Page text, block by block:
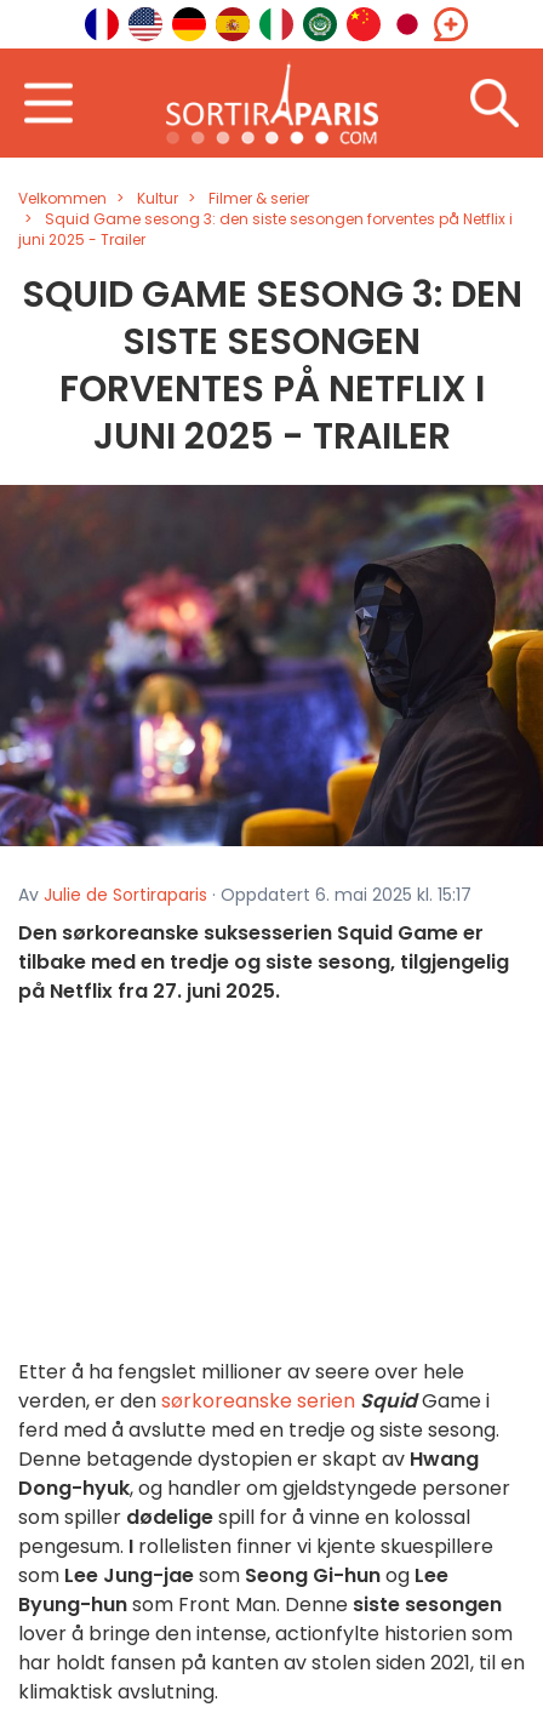
Velkommen Kultur
Filmer & serier
Squid Game sesong 3: den siste sesongen forventes på Netflix i
juni 2025 - Trailer
SQUID GAME SESONG 3: DEN
SISTE SESONGEN
FORVENTES PÅ NETFLIX I
JUNI 2025 - TRAILER
Av Julie de Sortiraparis · Oppdatert 6. mai 2025 kl. 15:17
Den sørkoreanske suksesserien Squid Game er
tilbake med en tredje og siste sesong, tilgjengelig
på Netflix fra 27. juni 2025.
Etter å ha fengslet millioner av seere over hele
verden, er densørkoreanske serien SquidGame i
ferd med å avslutte med en tredje og siste sesong.
Denne betagende dystopien er skapt av Hwang
Dong-hyuk, og handler om gjeldstyngede personer
som spiller dødeligespill for å vinne en kolossal
pengesum. I rollelisten finner vi kjente skuespillere
som Lee Jung-jaesom Seong Gi-hunog Lee
Byung-hunsom Front Man. Denne siste sesongen
lover å bringe den intense, actionfylte historien som
har holdt fansen på kanten av stolen siden 2021, til en
klimaktisk avslutning.